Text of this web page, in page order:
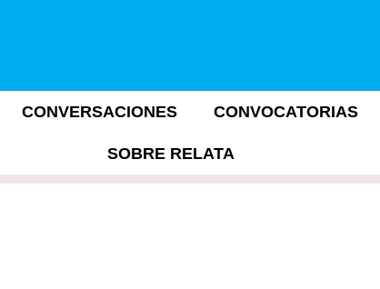
CONVERSACIONES CONVOCATORIAS
SOBRE RELATA